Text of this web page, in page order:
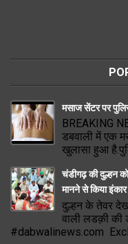
मसाज सेंटर पर
BREAKING
डबवाली में एक
खुलासा हुआ
चंडीगढ़ की दुल्हन
मानने से किया इंकार
दुल्हन के तेवर
वाली लडक़ी की
#dabwalinews.com